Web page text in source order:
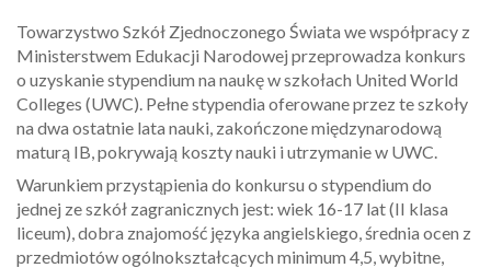
Towarzystwo Szkół Zjednoczonego Świata we współpracy z
Ministerstwem Edukacji Narodowej przeprowadza konkurs
o uzyskanie stypendium na naukę w szkołach United World
Colleges (UWC). Pełne stypendia oferowane przez te szkoły
na dwa ostatnie lata nauki, zakończone międzynarodową
maturą IB, pokrywają koszty nauki i utrzymanie w UWC.
Warunkiem przystąpienia do konkursu o stypendium do
jednej ze szkół zagranicznych jest: wiek 16-17 lat (II klasa
liceum), dobra znajomość języka angielskiego, średnia ocen z
przedmiotów ogólnokształcących minimum 4,5, wybitne,